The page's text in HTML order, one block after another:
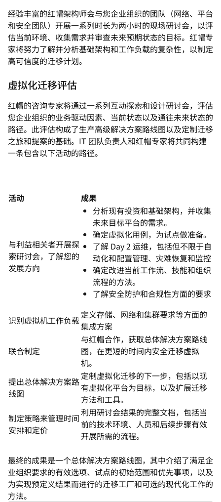
经验丰富的红帽架构师会与您企业组织的团队（网络、平台
和安全团队）开展一系列时长为两小时的现场研讨会，以评
估当前环境、收集需求并审查未来预期状态的目标。红帽专
家将努力了解并分析基础架构和工作负载的复杂性，以制定
高可信度的迁移计划。
虚拟化迁移评估
红帽的咨询专家将通过一系列互动探索和设计研讨会，评估
您企业组织的业务驱动因素、当前状态以及通往未来状态的
路径。此评估构成了生产高级解决方案路线图以及定制迁移
之旅和提案的基础。IT 团队负责人和红帽专家将共同构建
一条包含以下活动的路径。
活动 成果
与利益相关者开展探
索研讨会，了解您的
发展方向
分析现有投资和基础架构，并收集
未来目标平台的需求。
确定虚拟化用例，为试点做准备。
了解 Day 2 运维，包括但不限于自
动化和配置管理、灾难恢复和监控
确定改进当前工作流、技能和组织
流程的方法。
了解安全防护和合规性方面的要求
识别虚拟机工作负载定义存储、网络和集群要求等方面的
集成方案
联合制定
与红帽合作，获取总体解决方案路线
图，在更短的时间内安全迁移虚拟
机。
提出总体解决方案路
线图
定制虚拟化迁移的下一步，包括以现
有虚拟化平台为目标，以及扩展迁移
方法和工具。
制定策略来管理时间
安排和定价
利用研讨会结果的完整文档，包括当
前的技术环境、人员和后续步骤有效
开展所需的流程。
最终的成果是一个总体解决方案路线图，其中介绍了满足企
业组织要求的有效选项、试点的初始范围和优先事项，以及
为实现预定义结果而进行的迁移工厂和可选的现代化工作的
方法。